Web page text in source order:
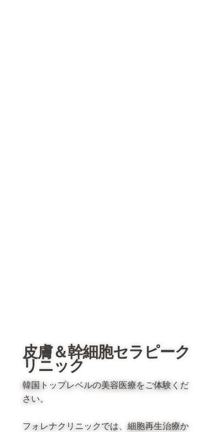
皮膚＆幹細胞セラピーク
リニック
韓国トップレベルの美容医療をご体験くだ
さい。
フォレナクリニックでは、細胞再生治療か